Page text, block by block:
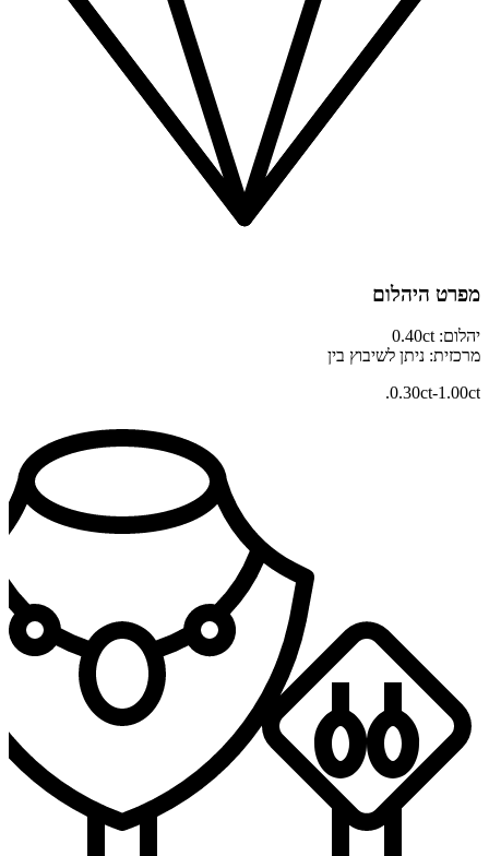
מפרט היהלום
יהלום: 0.40ct
מרכזית: ניתן לשיבוץ בין
0.30ct-1.00ct.